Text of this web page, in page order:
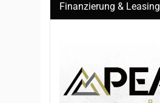
Finanzierung & Leasing